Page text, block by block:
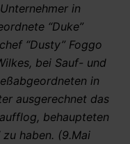
in
“Duke”
“Dusty” Foggo
bei Sauf- und
in
ausgerechnet das
behaupteten
haben. (9.Mai